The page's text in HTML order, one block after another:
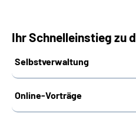
Ihr Schnelleinstieg zu
Selbstverwaltung
Online-Vorträge